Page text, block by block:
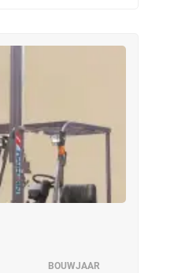
BOUWJAAR